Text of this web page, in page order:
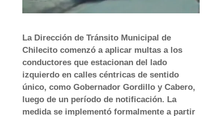
La Dirección de Tránsito Municipal de
Chilecito comenzó a aplicar multas a los
conductores que estacionan del lado
izquierdo en calles céntricas de sentido
único, como Gobernador Gordillo y Cabero,
luego de un período de notificación. La
medida se implementó formalmente a partir